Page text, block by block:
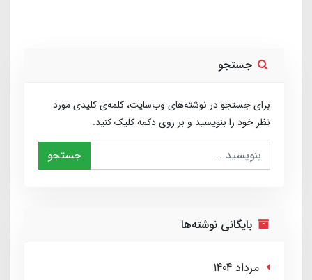
جستجو
برای جستجو در نوشته‌های وب‌سایت، کلمه‌ی کلیدی مورد
نظر خود را بنویسید و بر روی دکمه کلیک کنید.
جستجو
بایگانی نوشته‌ها
مرداد 1404